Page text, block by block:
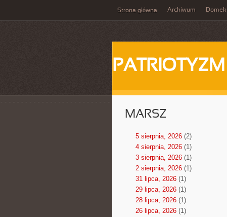
Strona główna Archiwum Domek
PATRIOTYZM
MARSZ
5 sierpnia, 2026(2)
4 sierpnia, 2026(1)
3 sierpnia, 2026(1)
2 sierpnia, 2026(1)
31 lipca, 2026(1)
29 lipca, 2026(1)
28 lipca, 2026(1)
26 lipca, 2026(1)